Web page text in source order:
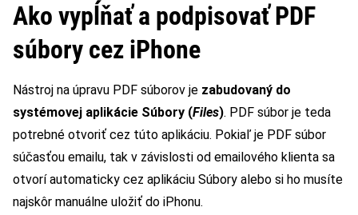
Ako vypĺňať a podpisovať PDF
súbory cez iPhone
Nástroj na úpravu PDF súborov je zabudovaný do
systémovej aplikácie Súbory (Files). PDF súbor je teda
potrebné otvoriť cez túto aplikáciu. Pokiaľ je PDF súbor
súčasťou emailu, tak v závislosti od emailového klienta sa
otvorí automaticky cez aplikáciu Súbory alebo si ho musíte
najskôr manuálne uložiť do iPhonu.